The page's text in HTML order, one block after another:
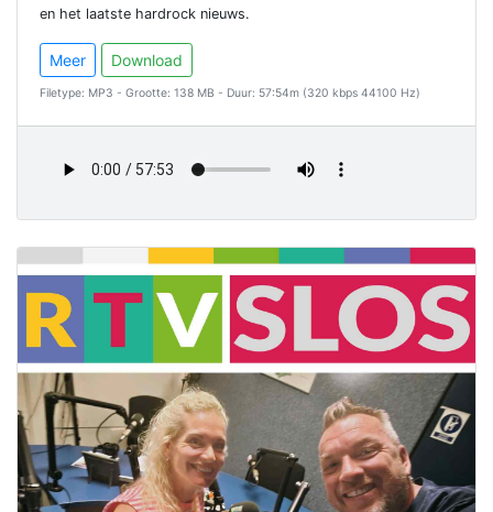
en het laatste hardrock nieuws.
Meer Download
Filetype: MP3 - Grootte: 138 MB - Duur: 57:54m (320 kbps 44100 Hz)